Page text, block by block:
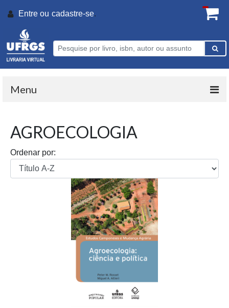
Entre ou cadastre-se.
Menu
AGROECOLOGIA
Ordenar por: